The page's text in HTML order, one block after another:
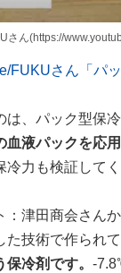
さん(https://
FUKUさん「パ
、パック型保
血液パックを応
力も検証してく
：津田商会さん
技術で作られて
冷剤です。 -